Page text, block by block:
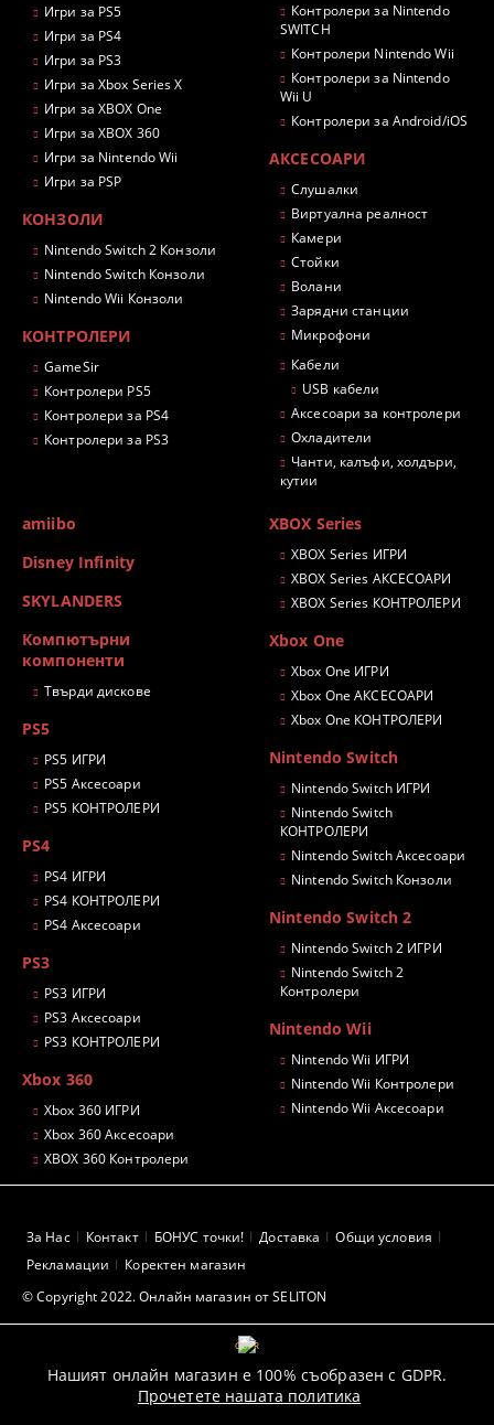
Игри за PS5
Игри за PS4
Игри за PS3
Игри за Xbox Series X
Игри за XBOX One
Игри за XBOX 360
Игри за Nintendo Wii
Игри за PSP
КОНЗОЛИ
Nintendo Switch 2 Конзоли
Nintendo Switch Конзоли
Nintendo Wii Конзоли
КОНТРОЛЕРИ
GameSir
Контролери PS5
Контролери за PS4
Контролери за PS3
Контролери за Nintendo
SWITCH
Контролери Nintendo Wii
Контролери за Nintendo
Wii U
Контролери за Android/iOS
АКСЕСОАРИ
Слушалки
Виртуална реалност
Камери
Стойки
Волани
Зарядни станции
Микрофони
Кабели
USB кабели
Аксесоари за контролери
Охладители
Чанти, калъфи, холдъри,
кутии
amiibo
Disney Infinity
SKYLANDERS
Компютърни
компоненти
Твърди дискове
PS5
PS5 ИГРИ
PS5 Аксесоари
PS5 КОНТРОЛЕРИ
PS4
PS4 ИГРИ
PS4 КОНТРОЛЕРИ
PS4 Аксесоари
PS3
PS3 ИГРИ
PS3 Аксесоари
PS3 КОНТРОЛЕРИ
Xbox 360
Xbox 360 ИГРИ
Xbox 360 Аксесоари
XBOX 360 Контролери
XBOX Series
XBOX Series ИГРИ
XBOX Series АКСЕСОАРИ
XBOX Series КОНТРОЛЕРИ
Xbox One
Xbox One ИГРИ
Xbox One АКСЕСОАРИ
Xbox One КОНТРОЛЕРИ
Nintendo Switch
Nintendo Switch ИГРИ
Nintendo Switch
КОНТРОЛЕРИ
Nintendo Switch Аксесоари
Nintendo Switch Конзоли
Nintendo Switch 2
Nintendo Switch 2 ИГРИ
Nintendo Switch 2
Контролери
Nintendo Wii
Nintendo Wii ИГРИ
Nintendo Wii Контролери
Nintendo Wii Аксесоари
© Copyright 2022. Онлайн магазин от SELITON
За Нас Контакт БОНУС точки! Доставка
Общи условия
Рекламации
Коректен магазин
GDPR
Нашият онлайн магазин е 100% съобразен с GDPR.
Прочетете нашата политика